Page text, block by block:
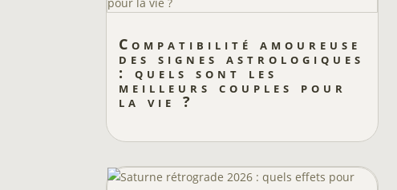
Compatibilité amoureuse
des signes astrologiques
: quels sont les
meilleurs couples pour
la vie ?